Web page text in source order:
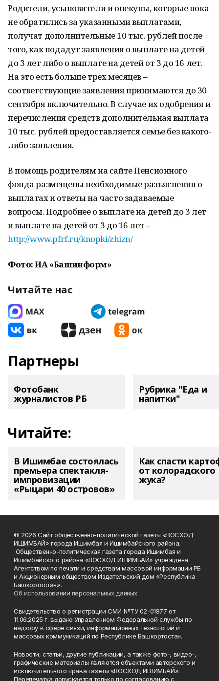
Родители, усыновители и опекуны, которые пока
не обратились за указанными выплатами,
получат дополнительные 10 тыс. рублей после
того, как подадут заявления о выплате на детей
до 3 лет либо о выплате на детей от 3 до 16 лет.
На это есть больше трех месяцев –
соответствующие заявления принимаются до 30
сентября включительно. В случае их одобрения и
перечисления средств дополнительная выплата
10 тыс. рублей предоставляется семье без какого-
либо заявления.
В помощь родителям на сайте Пенсионного
фонда размещены необходимые разъяснения о
выплатах и ответы на часто задаваемые
вопросы. Подробнее о выплате на детей до 3 лет
и выплате на детей от 3 до 16 лет –
http://www.pfrf.ru/knopki/zhizn/
Фото: ИА «Башинформ»
Читайте нас
Партнеры
Фотобанк
журналистов РБ
Рубрика "Еда и
напитки"
Читайте:
В Ишимбае состоялась
премьера спектакля-
импровизации
«Рыцари 40 островов»
Как спасти
от колорадского
жука?
© 2026 Сайт общественно-политической газеты «ВОСХОД
ИШИМБАЙ» города Ишимбая и Ишимбайского района.
Общественно-политическая газета города Ишимбая и
Ишимбайского района «ВОСХОД ИШИМБАЙ» учреждена
Агентством по печати и средствам массовой информации РБ
и Акционерным обществом Издательский дом «Республика
Башкортостан».
Об использовании персональных данных
Свидетельство о регистрации СМИ №ТУ 02-01877 от
11.06.2025 г. выдано Управлением Федеральной службы по
надзору в сфере связи, информационных технологий и
массовых коммуникаций по Республике Башкортостан.
Новости, статьи, другие публикации, а также фото-, видео-,
графические материалы являются объектами авторского и
исключительного права газеты «ВОСХОД ИШИМБАЙ».
Перепечатка допускается только по согласованию с